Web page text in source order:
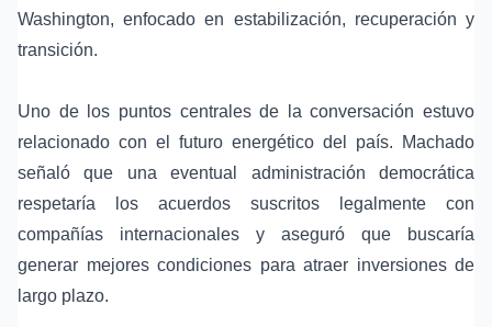
Washington, enfocado en estabilización, recuperación y
transición.
Uno de los puntos centrales de la conversación estuvo
relacionado con el futuro energético del país. Machado
señaló que una eventual administración democrática
respetaría los acuerdos suscritos legalmente con
compañías internacionales y aseguró que buscaría
generar mejores condiciones para atraer inversiones de
largo plazo.